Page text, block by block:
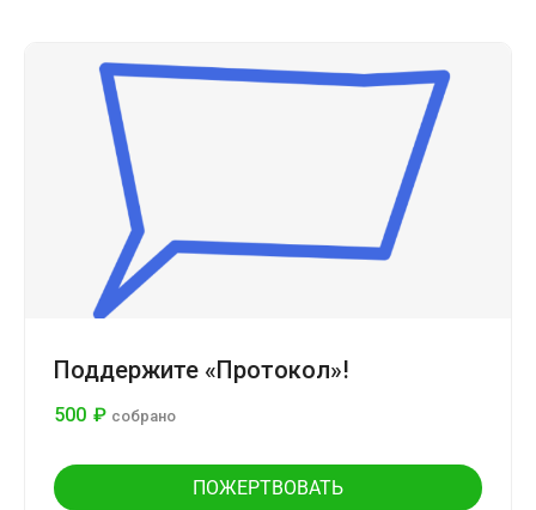
Поддержите «Протокол»!
500 ₽ собрано
ПОЖЕРТВОВАТЬ